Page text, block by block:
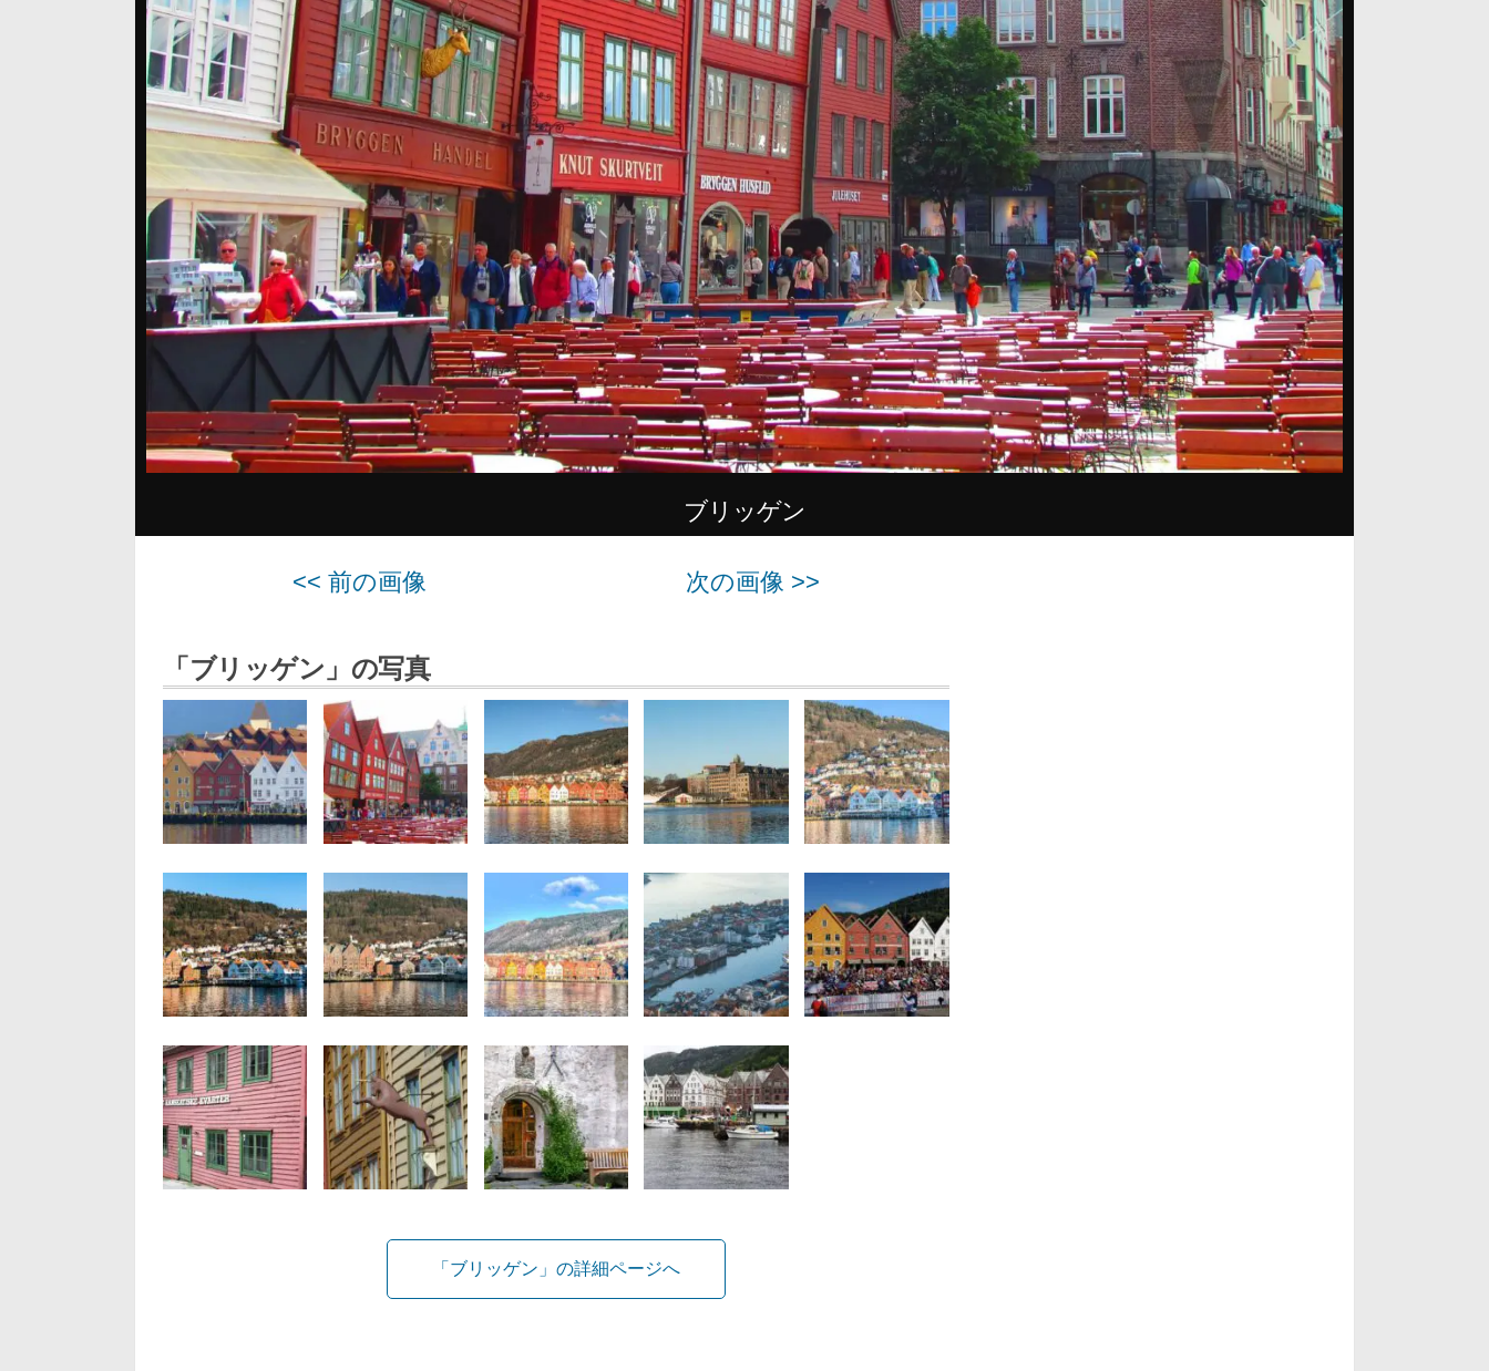
ブリッゲン
<< 前の画像 次の画像 >>
「ブリッゲン」の写真
「ブリッゲン」の詳細ページへ